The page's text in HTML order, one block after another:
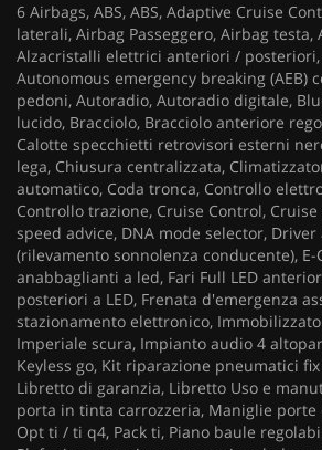
6 Airbags, ABS, ABS, Adaptive Cruise
laterali, Airbag Passeggero, Airbag testa,
Alzacristalli elettrici anteriori /
Autonomous emergency breaking (AEB)
pedoni, Autoradio, Autoradio digitale,
lucido, Bracciolo, Bracciolo anteriore
Calotte specchietti retrovisori esterni
lega, Chiusura centralizzata,
automatico, Coda tronca, Controllo
Controllo trazione, Cruise Control,
speed advice, DNA mode selector,
(rilevamento sonnolenza conducente), E-
anabbaglianti a led, Fari Full LED
posteriori a LED, Frenata d'emergenza
stazionamento elettronico,
Imperiale scura, Impianto audio 4
Keyless go, Kit riparazione pneumatici fix
Libretto di garanzia, Libretto Uso e
porta in tinta carrozzeria, Maniglie
Opt ti / ti q4, Pack ti, Piano baule